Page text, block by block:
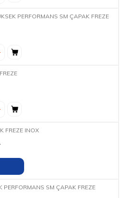
PERFORMANS SM ÇAPAK FREZE
FREZE INOX
PERFORMANS SM ÇAPAK FREZE